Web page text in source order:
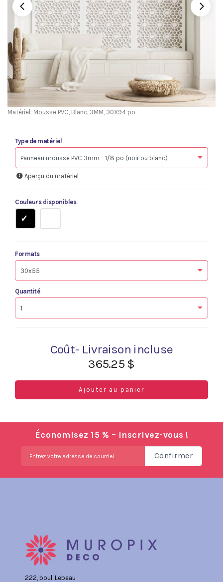
Matériel: Mousse PVC, Blanc, 3MM, 30X94 po
Type de matériel
Aperçu du matériel
Couleurs disponibles
Formats
Quantité
Coût- Livraison incluse
365.25 $
Ajouter au panier
Économisez 15 % – inscrivez-vous !
Confirmer
222, boul. Lebeau